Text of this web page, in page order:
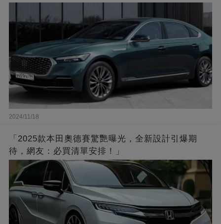
2024/11/18
「2025款本田奧德賽驚艷曝光，全新設計引爆期
待，網友：必買清單安排！」